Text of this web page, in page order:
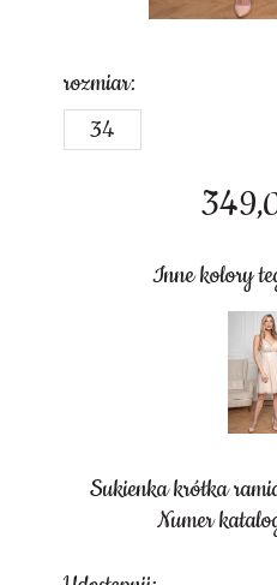
Inne kolory
rozmiar:
34
Sukienka krótka
Numer